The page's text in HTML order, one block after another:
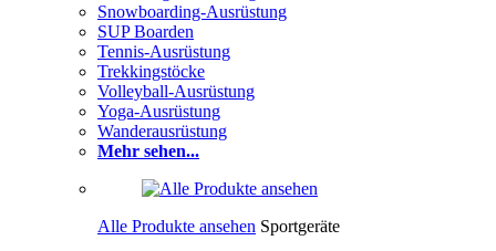
Snowboarding-Ausrüstung
SUP Boarden
Tennis-Ausrüstung
Trekkingstöcke
Volleyball-Ausrüstung
Yoga-Ausrüstung
Wanderausrüstung
Mehr sehen...
Alle Produkte ansehen Sportgeräte